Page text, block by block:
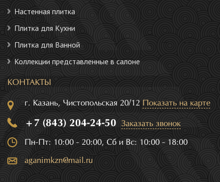
Настенная плитка
Плитка для Кухни
Плитка для Ванной
Коллекции представленные в салоне
КОНТАКТЫ
г. Казань, Чистопольская 20/12 Показать на карте
+7 (843) 204-24-50 Заказать звонок
Пн-Пт: 10:00 - 20:00, Сб и Вс: 10:00 - 18:00
aganimkzn@mail.ru